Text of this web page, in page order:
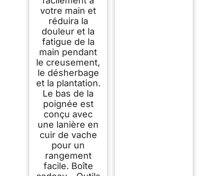
votre main et
réduira la
douleur et la
fatigue de la
main pendant
le creusement,
le désherbage
et la plantation.
Le bas de la
poignée est
conçu avec
une lanière en
cuir de vache
pour un
rangement
facile. Boîte